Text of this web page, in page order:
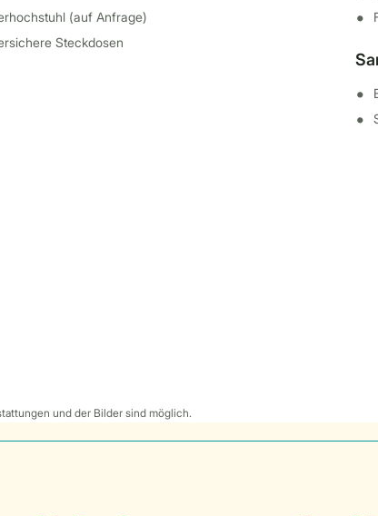
(auf Anfrage)
Steckdosen
und der Bilder sind möglich.